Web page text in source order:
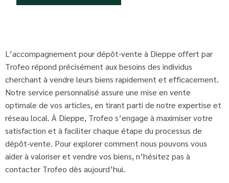
L’accompagnement pour dépôt-vente à Dieppe offert par
Trofeo répond précisément aux besoins des individus
cherchant à vendre leurs biens rapidement et efficacement.
Notre service personnalisé assure une mise en vente
optimale de vos articles, en tirant parti de notre expertise et
réseau local. À Dieppe, Trofeo s’engage à maximiser votre
satisfaction et à faciliter chaque étape du processus de
dépôt-vente. Pour explorer comment nous pouvons vous
aider à valoriser et vendre vos biens, n’hésitez pas à
contacter Trofeo dès aujourd’hui.